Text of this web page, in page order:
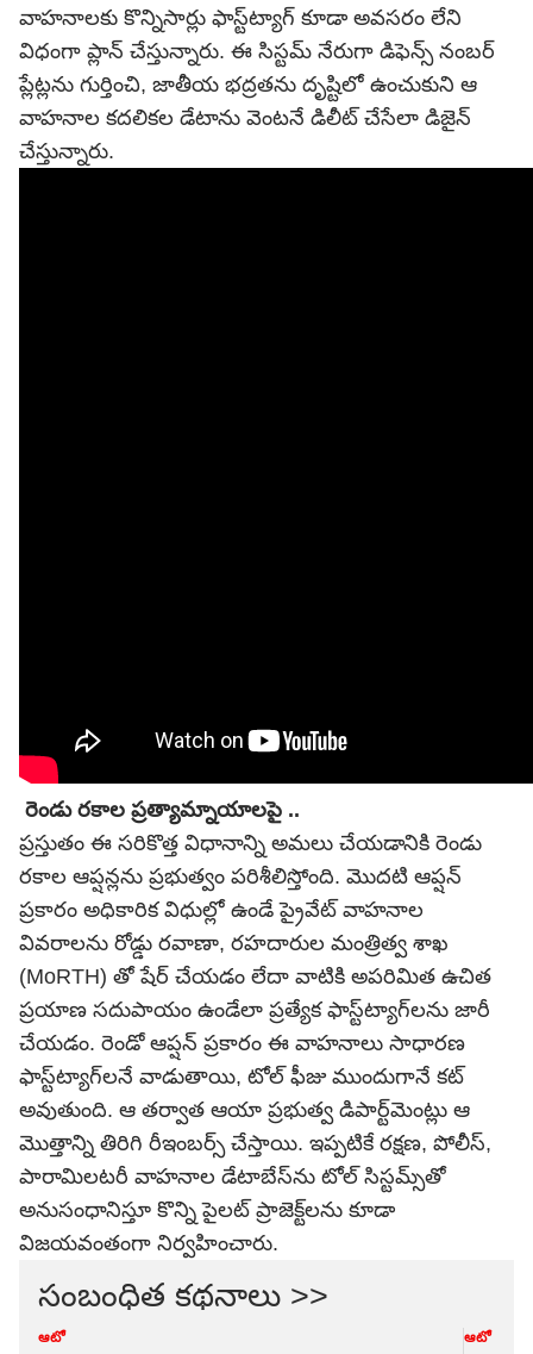
వాహనాలకు కొన్నిసార్లు ఫాస్ట్‌ట్యాగ్ కూడా అవసరం లేని
విధంగా ప్లాన్ చేస్తున్నారు. ఈ సిస్టమ్ నేరుగా డిఫెన్స్ నంబర్
ప్లేట్లను గుర్తించి, జాతీయ భద్రతను దృష్టిలో ఉంచుకుని ఆ
వాహనాల కదలికల డేటాను వెంటనే డిలీట్ చేసేలా డిజైన్
చేస్తున్నారు.
రెండు రకాల ప్రత్యామ్నాయాలపై ..
ప్రస్తుతం ఈ సరికొత్త విధానాన్ని అమలు చేయడానికి రెండు
రకాల ఆప్షన్లను ప్రభుత్వం పరిశీలిస్తోంది. మొదటి ఆప్షన్
ప్రకారం అధికారిక విధుల్లో ఉండే ప్రైవేట్ వాహనాల
వివరాలను రోడ్డు రవాణా, రహదారుల మంత్రిత్వ శాఖ
(MoRTH) తో షేర్ చేయడం లేదా వాటికి అపరిమిత ఉచిత
ప్రయాణ సదుపాయం ఉండేలా ప్రత్యేక ఫాస్ట్‌ట్యాగ్‌లను జారీ
చేయడం. రెండో ఆప్షన్ ప్రకారం ఈ వాహనాలు సాధారణ
ఫాస్ట్‌ట్యాగ్‌లనే వాడుతాయి, టోల్ ఫీజు ముందుగానే కట్
అవుతుంది. ఆ తర్వాత ఆయా ప్రభుత్వ డిపార్ట్‌మెంట్లు ఆ
మొత్తాన్ని తిరిగి రీఇంబర్స్ చేస్తాయి. ఇప్పటికే రక్షణ, పోలీస్,
పారామిలటరీ వాహనాల డేటాబేస్‌ను టోల్ సిస్టమ్స్‌తో
అనుసంధానిస్తూ కొన్ని పైలట్ ప్రాజెక్ట్‌లను కూడా
విజయవంతంగా నిర్వహించారు.
సంబంధిత కథనాలు >>
ఆటో ఆటో